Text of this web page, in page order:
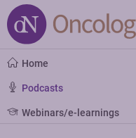
Home
Podcasts
Webinars/e-learnings